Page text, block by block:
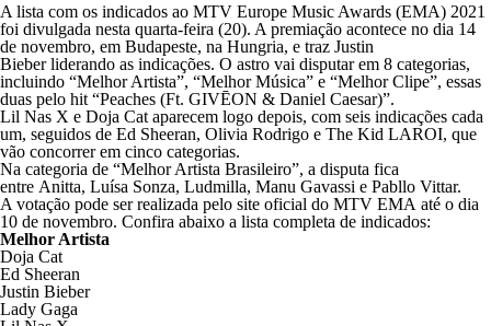
A lista com os indicados ao MTV Europe Music Awards (EMA) 2021
foi divulgada nesta quarta-feira (20). A premiação acontece no dia 14
de novembro, em Budapeste, na Hungria, e traz Justin
Bieber liderando as indicações. O astro vai disputar em 8 categorias,
incluindo “Melhor Artista”, “Melhor Música” e “Melhor Clipe”, essas
duas pelo hit “Peaches (Ft. GIVĒON & Daniel Caesar)”.
Lil Nas X e Doja Cat aparecem logo depois, com seis indicações cada
um, seguidos de Ed Sheeran, Olivia Rodrigo e The Kid LAROI, que
vão concorrer em cinco categorias.
Na categoria de “Melhor Artista Brasileiro”, a disputa fica
entre Anitta, Luísa Sonza, Ludmilla, Manu Gavassi e Pabllo Vittar.
A votação pode ser realizada pelo site oficial do MTV EMA até o dia
10 de novembro. Confira abaixo a lista completa de indicados:
Melhor Artista
Doja Cat
Ed Sheeran
Justin Bieber
Lady Gaga